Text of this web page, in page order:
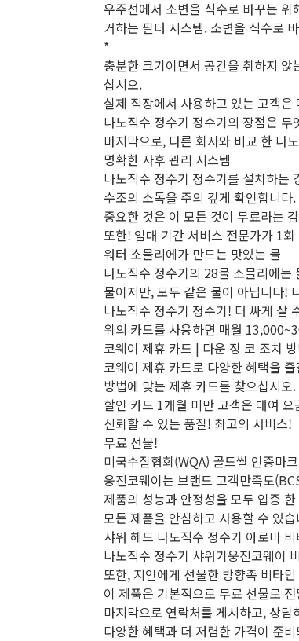
우주선에서 소변을 식수로 바꾸는
거하는 필터 시스템. 소변을 식수로
*
충분한 크기이면서 공간을 취하지
십시오.
실제 직장에서 사용하고 있는 고객
나노직수 정수기 정수기의 장점은 무
마지막으로, 다른 회사와 비교 한 나
명확한 사후 관리 시스템
나노직수 정수기 정수기를 설치하는
수조의 소독을 주의 깊게 확인합니다.
중요한 것은 이 모든 것이 무료라는
또한! 임대 기간 서비스 전문가가 1
워터 소믈리에가 만드는 맛있는 물
나노직수 정수기의 28물 소믈리에
물이지만, 모두 같은 물이 아닙니다!
나노직수 정수기 정수기! 더 싸게 살
위의 카드를 사용하면 매월
코웨이 제휴 카드 | 다운 징 코 조치
코웨이 제휴 카드로 다양한 혜택을
방법에 맞는 제휴 카드를 찾으십시
할인 카드 1개월 미만 고객은 대여
신뢰할 수 있는 품질! 최고의 서비스!
무료 선물!
미국수질협회(WQA) 골드씰 인증마크
웅진코웨이는 브랜드 고객만족도
제품의 성능과 안정성을 모두 입증
모든 제품을 안심하고 사용할 수 있
샤워 헤드 나노직수 정수기 아로마
나노직수 정수기 샤워기웅진코웨이
또한, 지인에게 선물한 방향족 비타
이 제품은 기본적으로 무료 선물로
마지막으로 연락처를 게시하고, 상
다양한 혜택과 더 저렴한 가격이 준